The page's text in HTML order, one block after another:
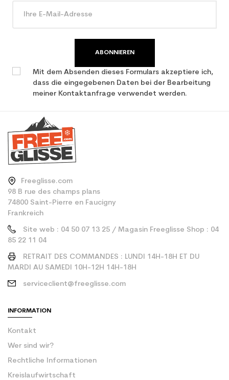
ABONNIEREN
Mit dem Absenden dieses Formulars akzeptiere ich,
dass die eingegebenen Daten bei der Bearbeitung
meiner Kontaktanfrage verwendet werden.
Freeglisse.com
98 B rue des champs plans
74800 Saint-Pierre en Faucigny
Frankreich
Site web : 04 50 07 13 25 / Magasin Freeglisse Shop : 04
85 22 11 04
RETRAIT DES COMMANDES : LUNDI 14H-18H ET DU
MARDI AU SAMEDI 10H-12H 14H-18H
serviceclient@freeglisse.com
INFORMATION
Kontakt
Wer sind wir?
Rechtliche Informationen
Kreislaufwirtschaft